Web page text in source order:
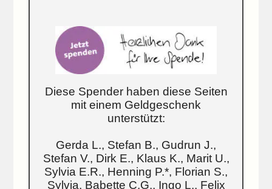
Diese Spender haben diese Seiten
mit einem Geldgeschenk
unterstützt:
Gerda L., Stefan B., Gudrun J.,
Stefan V., Dirk E., Klaus K., Marit U.,
Sylvia E.R., Henning P.*, Florian S.,
Sylvia, Babette C.G., Ingo L., Felix